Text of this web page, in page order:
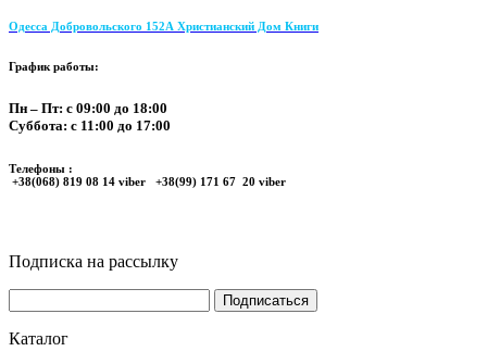
Одесса Добровольского 152А Христианский Дом Книги
График работы:
Пн – Пт: с 09:00 до 18:00
Суббота: с 11:00 до 17:00
Телефоны :
+38(068) 819 08 14 viber +38(99) 171 67 20 viber
Подписка на рассылку
Каталог